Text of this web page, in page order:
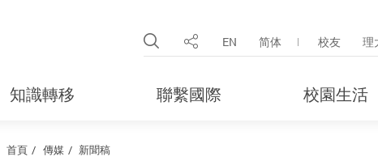
Open Site Search Popup
分享 EN 简体 校友 理
知識轉移 聯繫國際 校園生活
首頁 傳媒 新聞稿